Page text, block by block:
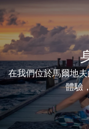
在我們位於馬爾地
體驗